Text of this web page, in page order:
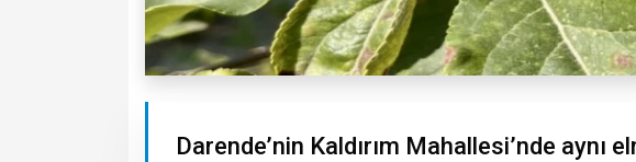
Darende’nin Kaldırım Mahallesi’nde aynı